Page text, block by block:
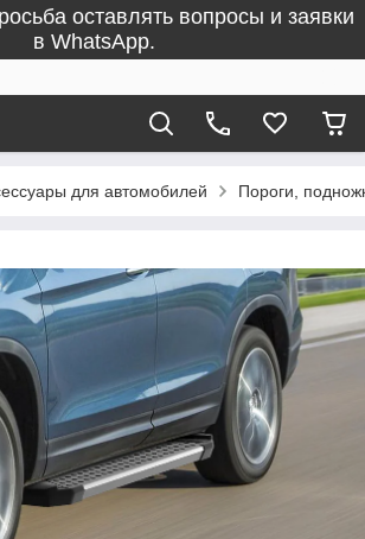
оставлять вопросы и заявки
в WhatsApp.
для автомобилей Пороги,